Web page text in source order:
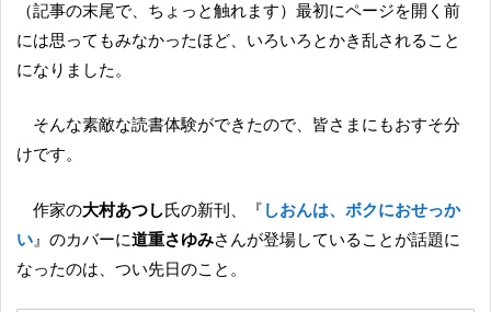
（記事の末尾で、ちょっと触れます）最初にページを開く前
には思ってもみなかったほど、いろいろとかき乱されること
になりました。
そんな素敵な読書体験ができたので、皆さまにもおすそ分
けです。
作家の大村あつし氏の新刊、『 しおんは、ボクにおせっか
い 』のカバーに道重さゆみさんが登場していることが話題に
なったのは、つい先日のこと。